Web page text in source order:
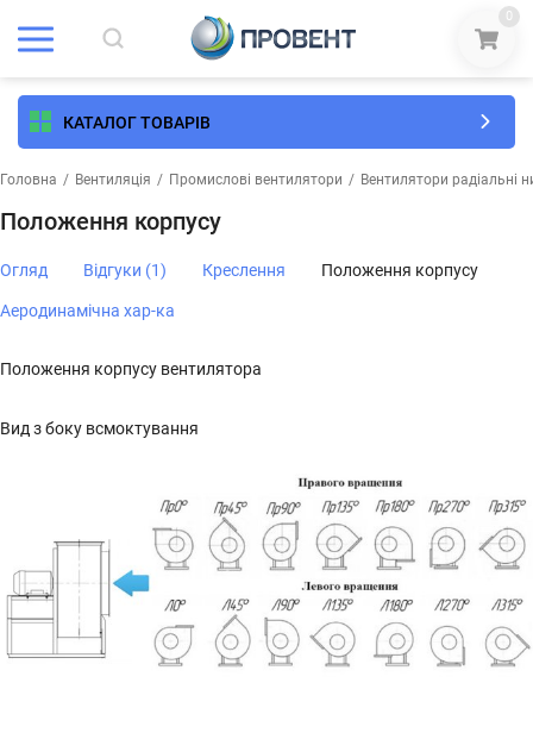
0
КАТАЛОГ ТОВАРІВ
Головна / Вентиляція / Промислові вентилятори / Вентилятори радіальні
Положення корпусу
Огляд Відгуки (1) Креслення Положення корпусу
Аеродинамічна хар-ка
Положення корпусу вентилятора
Вид з боку всмоктування